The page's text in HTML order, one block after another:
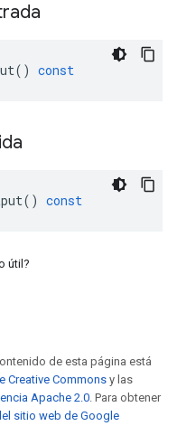
() const
() const
útil?
de esta página está
Creative Commons y las
Apache 2.0. Para obtener
sitio web de Google